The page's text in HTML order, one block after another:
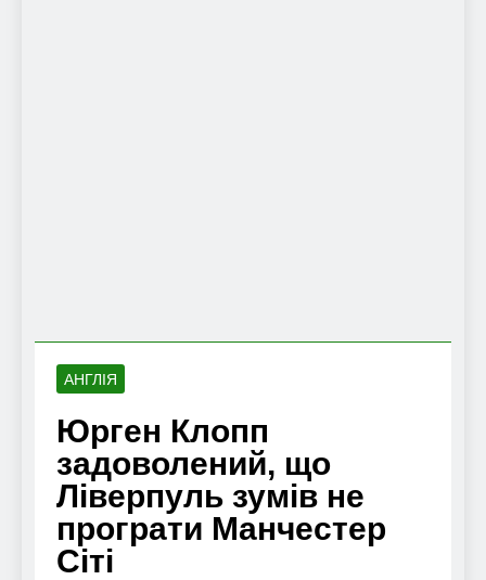
АНГЛІЯ
Юрген Клопп
задоволений, що
Ліверпуль зумів не
програти Манчестер
Сіті